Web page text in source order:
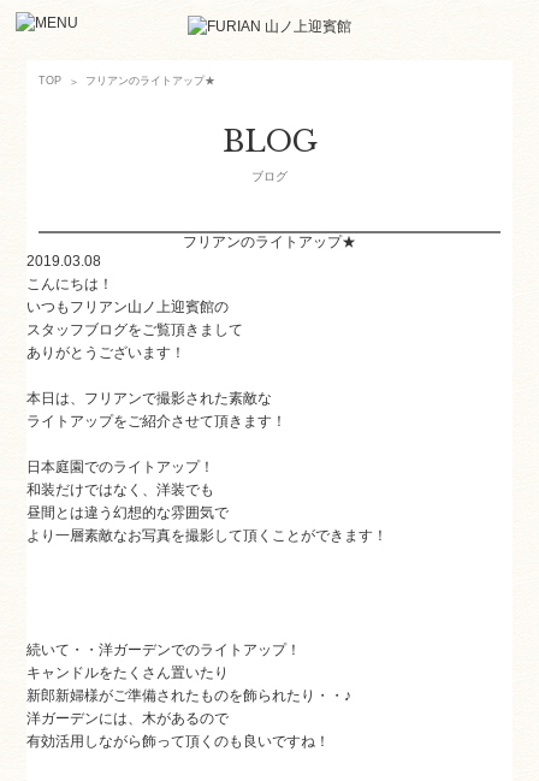
TOP フリアンのライトアップ★
BLOG
ブログ
フリアンのライトアップ★
2019.03.08
こんにちは！
いつもフリアン山ノ上迎賓館の
スタッフブログをご覧頂きまして
ありがとうございます！
本日は、フリアンで撮影された素敵な
ライトアップをご紹介させて頂きます！
日本庭園でのライトアップ！
和装だけではなく、洋装でも
昼間とは違う幻想的な雰囲気で
より一層素敵なお写真を撮影して頂くことができます！
続いて・・洋ガーデンでのライトアップ！
キャンドルをたくさん置いたり
新郎新婦様がご準備されたものを飾られたり・・♪
洋ガーデンには、木があるので
有効活用しながら飾って頂くのも良いですね！